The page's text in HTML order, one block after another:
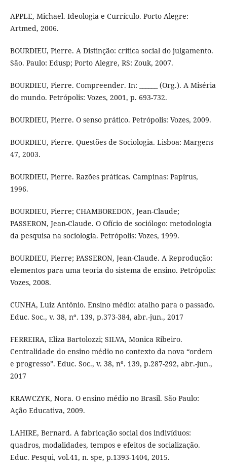
APPLE, Michael. Ideologia e Currículo. Porto Alegre:
Artmed, 2006.
BOURDIEU, Pierre. A Distinção: crítica social do julgamento.
São. Paulo: Edusp; Porto Alegre, RS: Zouk, 2007.
BOURDIEU, Pierre. Compreender. In: ______ (Org.). A Miséria
do mundo. Petrópolis: Vozes, 2001, p. 693-732.
BOURDIEU, Pierre. O senso prático. Petrópolis: Vozes, 2009.
BOURDIEU, Pierre. Questões de Sociologia. Lisboa: Margens
47, 2003.
BOURDIEU, Pierre. Razões práticas. Campinas: Papirus,
1996.
BOURDIEU, Pierre; CHAMBOREDON, Jean-Claude;
PASSERON, Jean-Claude. O Ofício de sociólogo: metodologia
da pesquisa na sociologia. Petrópolis: Vozes, 1999.
BOURDIEU, Pierre; PASSERON, Jean-Claude. A Reprodução:
elementos para uma teoria do sistema de ensino. Petrópolis:
Vozes, 2008.
CUNHA, Luiz Antônio. Ensino médio: atalho para o passado.
Educ. Soc., v. 38, nº. 139, p.373-384, abr.-jun., 2017
FERREIRA, Eliza Bartolozzi; SILVA, Monica Ribeiro.
Centralidade do ensino médio no contexto da nova “ordem
e progresso”. Educ. Soc., v. 38, nº. 139, p.287-292, abr.-jun.,
2017
KRAWCZYK, Nora. O ensino médio no Brasil. São Paulo:
Ação Educativa, 2009.
LAHIRE, Bernard. A fabricação social dos indivíduos:
quadros, modalidades, tempos e efeitos de socialização.
Educ. Pesqui, vol.41, n. spe, p.1393-1404, 2015.